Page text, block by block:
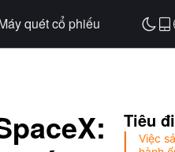
quét cổ phiếu 
Tiêu
Việc